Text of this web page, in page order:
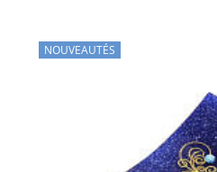
NOUVEAUTÉS